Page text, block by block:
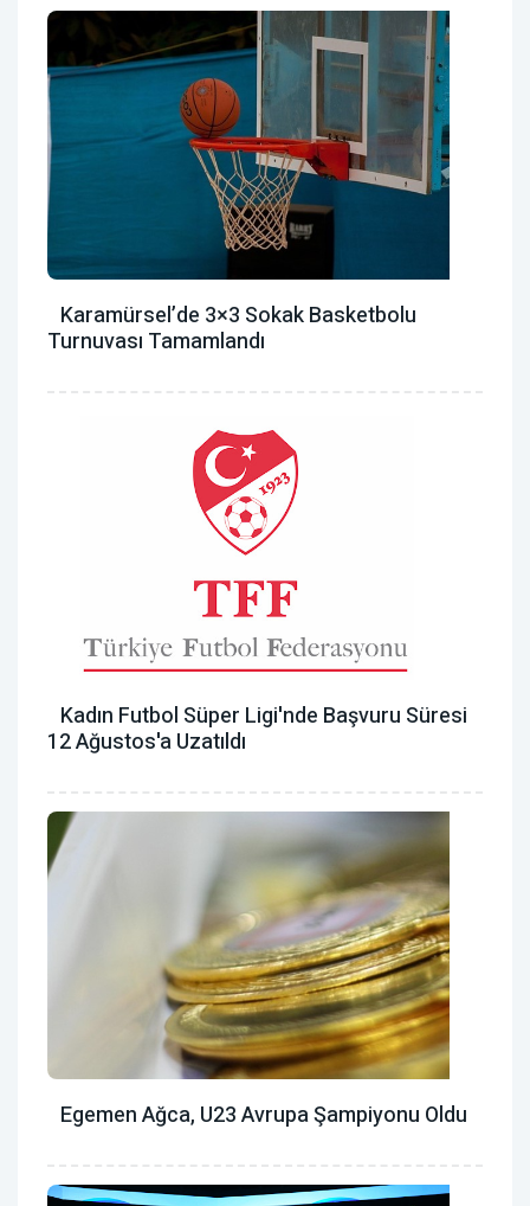
Karamürsel’de 3×3 Sokak Basketbolu
Turnuvası Tamamlandı
Kadın Futbol Süper Ligi'nde Başvuru Süresi
12 Ağustos'a Uzatıldı
Egemen Ağca, U23 Avrupa Şampiyonu Oldu